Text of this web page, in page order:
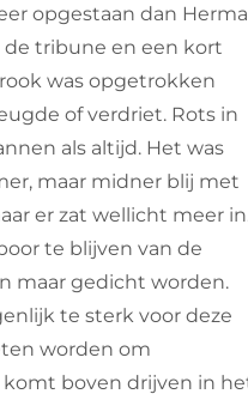
opgestaan dan
de tribune en een kort
was opgetrokken
of verdriet. Rots in
als altijd. Het was
maar midner blij met
er zat wellicht meer
te blijven van de
maar gedicht worden.
te sterk voor deze
worden om
komt boven drijven in